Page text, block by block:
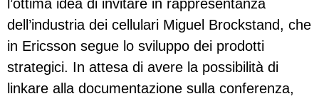
l’ottima idea di invitare in rappresentanza
dell’industria dei cellulari Miguel Brockstand, che
in Ericsson segue lo sviluppo dei prodotti
strategici. In attesa di avere la possibilità di
linkare alla documentazione sulla conferenza,